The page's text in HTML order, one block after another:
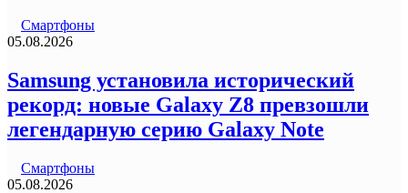
Смартфоны
05.08.2026
Samsung установила исторический
рекорд: новые Galaxy Z8 превзошли
легендарную серию Galaxy Note
Смартфоны
05.08.2026